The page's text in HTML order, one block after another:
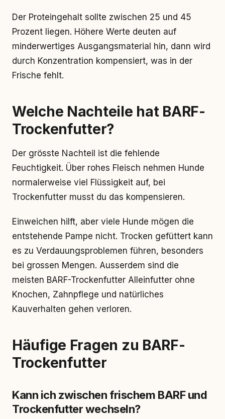
Der Proteingehalt sollte zwischen 25 und 45
Prozent liegen. Höhere Werte deuten auf
minderwertiges Ausgangsmaterial hin, dann wird
durch Konzentration kompensiert, was in der
Frische fehlt.
Welche Nachteile hat BARF-
Trockenfutter?
Der grösste Nachteil ist die fehlende
Feuchtigkeit. Über rohes Fleisch nehmen Hunde
normalerweise viel Flüssigkeit auf, bei
Trockenfutter musst du das kompensieren.
Einweichen hilft, aber viele Hunde mögen die
entstehende Pampe nicht. Trocken gefüttert kann
es zu Verdauungsproblemen führen, besonders
bei grossen Mengen. Ausserdem sind die
meisten BARF-Trockenfutter Alleinfutter ohne
Knochen, Zahnpflege und natürliches
Kauverhalten gehen verloren.
Häufige Fragen zu BARF-
Trockenfutter
Kann ich zwischen frischem BARF und
Trockenfutter wechseln?